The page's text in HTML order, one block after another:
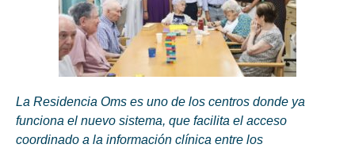
La Residencia Oms es uno de los centros donde ya
funciona el nuevo sistema, que facilita el acceso
coordinado a la información clínica entre los